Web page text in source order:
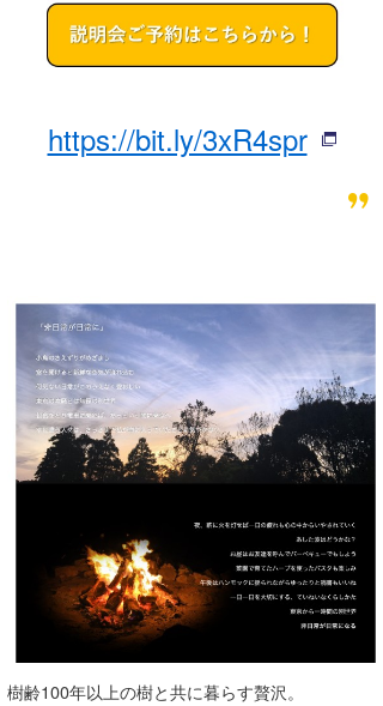
https://bit.ly/3xR4spr
樹齢100年以上の樹と共に暮らす贅沢。
Naoya Kimoto
Yasunari Inoue
CBA Films
熊谷素子
メディア
Colors MAGAZINE
福島寿実子
田原啓江
植村未来
NOBUFUKU
大野”MAR”修聖
喜納海人
波伝説スタッフ
chan-U
ECE
G◎Da
KOBU
KY
MIN